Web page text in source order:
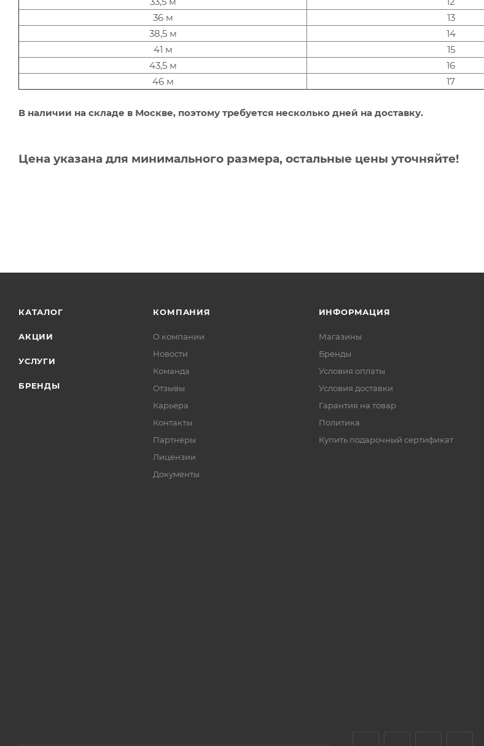
36 м
13
38,5 м
14
41 м
15
43,5 м
16
46 м
17
В наличии на складе в Москве, поэтому требуется несколько дней на доставку.
Цена указана для минимального размера, остальные цены уточняйте!
КАТАЛОГ
АКЦИИ
УСЛУГИ
БРЕНДЫ
КОМПАНИЯ
О компании
Новости
Команда
Отзывы
Карьера
Контакты
Партнеры
Лицензии
Документы
ИНФОРМАЦИЯ
Магазины
Бренды
Условия оплаты
Условия доставки
Гарантия на товар
Политика
Купить подарочный сертификат